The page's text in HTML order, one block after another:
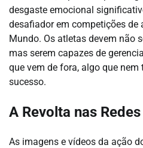
desgaste emocional
desafiador em competições de
Mundo. Os atletas devem não
mas serem capazes de
que vem de fora, algo que
sucesso.
A Revolta nas
As imagens e vídeos da ação